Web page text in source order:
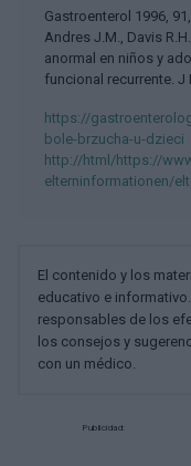
Gastroenterol 1996,
Andres J.M., Davis
anormal en niños y
funcional recurrente. J
https://
bole-brzucha-u-dzieci
http://html/https://
elterninformationen/
El contenido y los
educativo e
responsables de los
los consejos y
con un médico.
Publicidad: